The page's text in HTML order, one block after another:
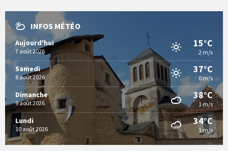
INFOS MÉTÉO
Aujourd'hui
7 août 2026
15°C
2 m/s
Samedi
8 août 2026
37°C
0 m/s
Dimanche
9 août 2026
38°C
1 m/s
Lundi
10 août 2026
34°C
1 m/s